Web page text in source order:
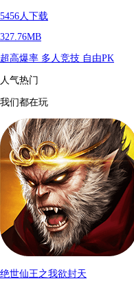
5456 人下载
327.76MB
超高爆率 多人竞技 自由PK
人气热门
我们都在玩
绝世仙王之我欲封天